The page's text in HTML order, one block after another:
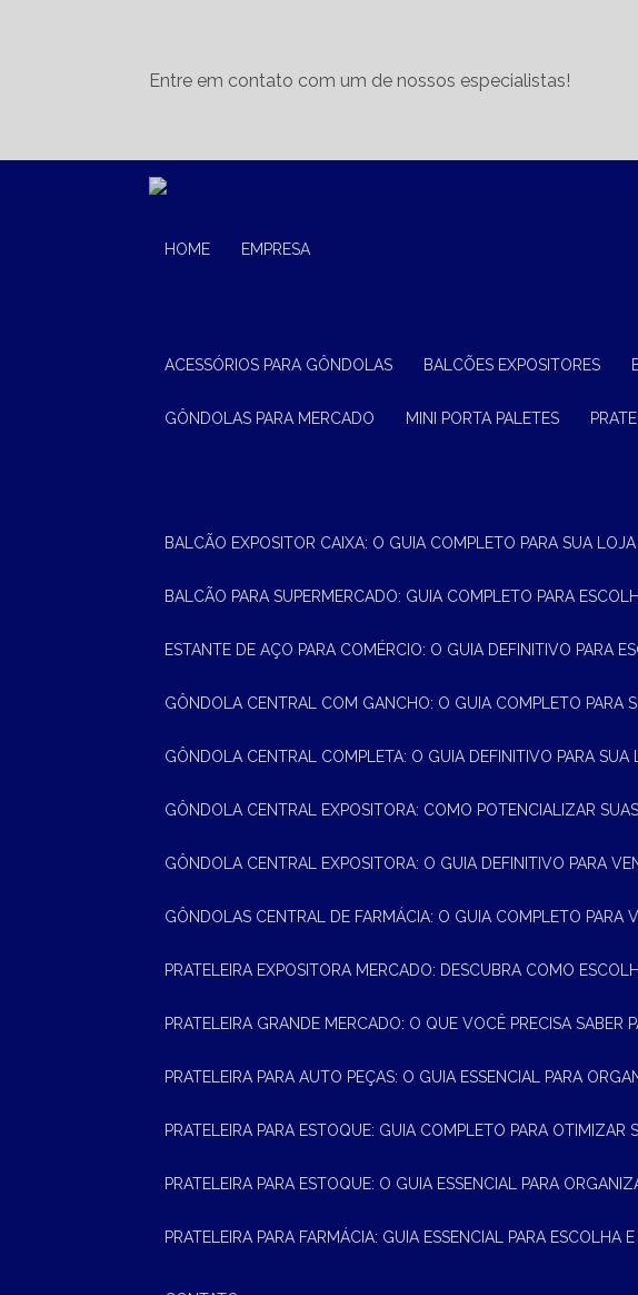
Entre em contato com um de nossos especialistas!
HOME EMPRESA
ACESSÓRIOS PARA GÔNDOLAS BALCÕES EXPOSITORES
GÔNDOLAS PARA MERCADO MINI PORTA PALETES
BALCÃO EXPOSITOR CAIXA: O GUIA COMPLETO PARA SUA LOJA
BALCÃO PARA SUPERMERCADO: GUIA COMPLETO PARA
ESTANTE DE AÇO PARA COMÉRCIO: O GUIA DEFINITIVO PARA
GÔNDOLA CENTRAL COM GANCHO: O GUIA COMPLETO PARA
GÔNDOLA CENTRAL COMPLETA: O GUIA DEFINITIVO PARA SUA
GÔNDOLA CENTRAL EXPOSITORA: COMO POTENCIALIZAR
GÔNDOLA CENTRAL EXPOSITORA: O GUIA DEFINITIVO PARA
GÔNDOLAS CENTRAL DE FARMÁCIA: O GUIA COMPLETO PARA
PRATELEIRA EXPOSITORA MERCADO: DESCUBRA COMO
PRATELEIRA GRANDE MERCADO: O QUE VOCÊ PRECISA SABER
PRATELEIRA PARA AUTO PEÇAS: O GUIA ESSENCIAL PARA
PRATELEIRA PARA ESTOQUE: GUIA COMPLETO PARA OTIMIZAR
PRATELEIRA PARA ESTOQUE: O GUIA ESSENCIAL PARA
PRATELEIRA PARA FARMÁCIA: GUIA ESSENCIAL PARA ESCOLHA